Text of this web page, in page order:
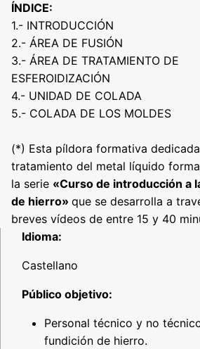
ÍNDICE:
1.- INTRODUCCIÓN
2.- ÁREA DE FUSIÓN
3.- ÁREA DE TRATAMIENTO DE
ESFEROIDIZACIÓN
4.- UNIDAD DE COLADA
5.- COLADA DE LOS MOLDES
(*) Esta píldora formativa
tratamiento del metal líquido
la serie «Curso de introducción a
de hierro» que se desarrolla a
breves vídeos de entre 15 y 40
Idioma:
Castellano
Público objetivo:
Personal técnico y no
fundición de hierro.